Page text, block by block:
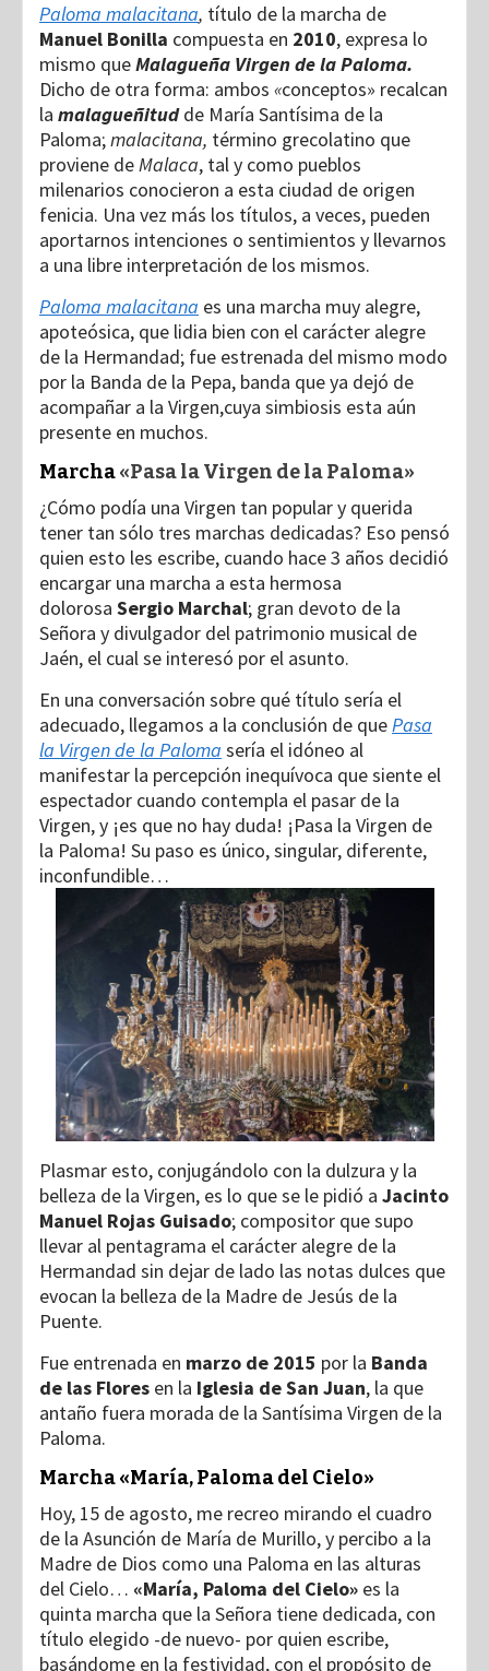
Paloma malacitana, título de la marcha de
Manuel Bonilla compuesta en 2010, expresa lo
mismo queMalagueña Virgen de la Paloma.
Dicho de otra forma: ambos «conceptos» recalcan
la malagueñitudde María Santísima de la
Paloma;malacitana, término grecolatino que
proviene deMalaca, tal y como pueblos
milenarios conocieron a esta ciudad de origen
fenicia. Una vez más los títulos, a veces, pueden
aportarnos intenciones o sentimientos y llevarnos
a una libre interpretación de los mismos.
Paloma malacitana es una marcha muy alegre,
apoteósica, que lidia bien con el carácter alegre
de la Hermandad; fue estrenada del mismo modo
por la Banda de la Pepa, banda que ya dejó de
acompañar a la Virgen,cuya simbiosis esta aún
presente en muchos.
Marcha«Pasa la Virgen de la Paloma»
¿Cómo podía una Virgen tan popular y querida
tener tan sólo tres marchas dedicadas? Eso pensó
quien esto les escribe, cuando hace 3 años decidió
encargar una marcha a esta hermosa
dolorosa Sergio Marchal; gran devoto de la
Señora y divulgador del patrimonio musical de
Jaén, el cual se interesó por el asunto.
En una conversación sobre qué título sería el
adecuado, llegamos a la conclusión de quePasa
la Virgen de la Paloma sería el idóneo al
manifestar la percepción inequívoca que siente el
espectador cuando contempla el pasar de la
Virgen, y ¡es que no hay duda! ¡Pasa la Virgen de
la Paloma! Su paso es único, singular, diferente,
inconfundible…
Plasmar esto, conjugándolo con la dulzura y la
belleza de la Virgen, es lo que se le pidió a Jacinto
Manuel Rojas Guisado; compositor que supo
llevar al pentagrama el carácter alegre de la
Hermandad sin dejar de lado las notas dulces que
evocan la belleza de la Madre de Jesús de la
Puente.
Fue entrenada en marzo de 2015 por la Banda
de las Flores en la Iglesia de San Juan, la que
antaño fuera morada de la Santísima Virgen de la
Paloma.
Marcha «María, Paloma del Cielo»
Hoy, 15 de agosto, me recreo mirando el cuadro
de la Asunción de María de Murillo, y percibo a la
Madre de Dios como una Paloma en las alturas
del Cielo… «María, Paloma del Cielo» es la
quinta marcha que la Señora tiene dedicada, con
título elegido -de nuevo- por quien escribe,
basándome en la festividad, con el propósito de